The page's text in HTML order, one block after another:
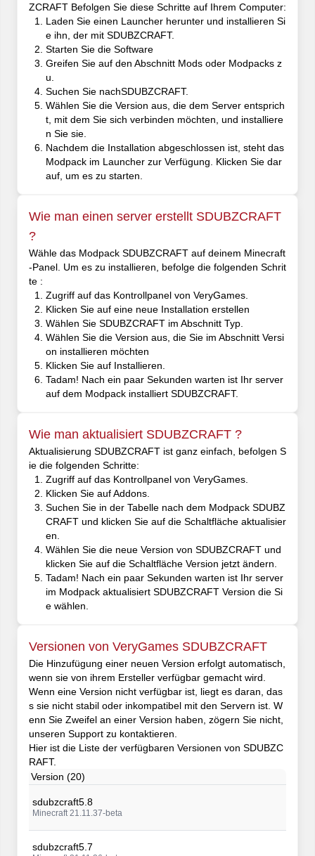
ZCRAFT Befolgen Sie diese Schritte auf Ihrem Computer:
Laden Sie einen Launcher herunter und installieren Si
e ihn, der mit SDUBZCRAFT.
Starten Sie die Software
Greifen Sie auf den Abschnitt Mods oder Modpacks z
u.
Suchen Sie nachSDUBZCRAFT.
Wählen Sie die Version aus, die dem Server entsprich
t, mit dem Sie sich verbinden möchten, und installiere
n Sie sie.
Nachdem die Installation abgeschlossen ist, steht das
Modpack im Launcher zur Verfügung. Klicken Sie dar
auf, um es zu starten.
Wie man einen server erstellt SDUBZCRAFT
?
Wähle das Modpack SDUBZCRAFT auf deinem Minecraft
-Panel. Um es zu installieren, befolge die folgenden Schrit
te :
Zugriff auf das Kontrollpanel von VeryGames.
Klicken Sie auf eine neue Installation erstellen
Wählen Sie SDUBZCRAFT im Abschnitt Typ.
Wählen Sie die Version aus, die Sie im Abschnitt Versi
on installieren möchten
Klicken Sie auf Installieren.
Tadam! Nach ein paar Sekunden warten ist Ihr server
auf dem Modpack installiert SDUBZCRAFT.
Wie man aktualisiert SDUBZCRAFT ?
Aktualisierung SDUBZCRAFT ist ganz einfach, befolgen S
ie die folgenden Schritte:
Zugriff auf das Kontrollpanel von VeryGames.
Klicken Sie auf Addons.
Suchen Sie in der Tabelle nach dem Modpack SDUBZ
CRAFT und klicken Sie auf die Schaltfläche aktualisier
en.
Wählen Sie die neue Version von SDUBZCRAFT und
klicken Sie auf die Schaltfläche Version jetzt ändern.
Tadam! Nach ein paar Sekunden warten ist Ihr server
im Modpack aktualisiert SDUBZCRAFT Version die Si
e wählen.
Versionen von VeryGames SDUBZCRAFT
Die Hinzufügung einer neuen Version erfolgt automatisch,
wenn sie von ihrem Ersteller verfügbar gemacht wird.
Wenn eine Version nicht verfügbar ist, liegt es daran, das
s sie nicht stabil oder inkompatibel mit den Servern ist. W
enn Sie Zweifel an einer Version haben, zögern Sie nicht,
unseren Support zu kontaktieren.
Hier ist die Liste der verfügbaren Versionen von SDUBZC
RAFT.
Version (20)
sdubzcraft5.8
Minecraft 21.11.37-beta
sdubzcraft5.7